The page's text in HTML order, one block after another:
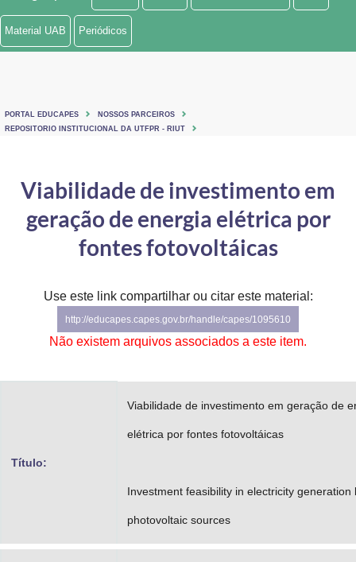
Ministério de Minas e Energia
Ministério do Turismo
Controladoria-Geral da União
Ministério da Mulher, da Família e dos Direitos Humanos
Secretaria de Governo
Gabinete de Segurança Institucional
Material UAB Periódicos
PORTAL EDUCAPES
NOSSOS PARCEIROS
REPOSITORIO INSTITUCIONAL DA UTFPR - RIUT
Viabilidade de investimento em
geração de energia elétrica por
fontes fotovoltáicas
Use este link compartilhar ou citar este material:
http://educapes.capes.gov.br/handle/capes/1095610
Não existem arquivos associados a este item.
Título:
Viabilidade de investimento em geração de
elétrica por fontes fotovoltáicas
Investment feasibility in electricity generation
photovoltaic sources